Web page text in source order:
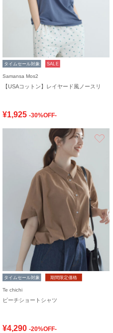
タイムセール対象 SALE
Samansa Mos2
【USAコットン】レイヤード風ノースリ
¥1,925 -30%OFF-
タイムセール対象 期間限定価格
Te chichi
ピーチショートシャツ
¥4,290 -20%OFF-